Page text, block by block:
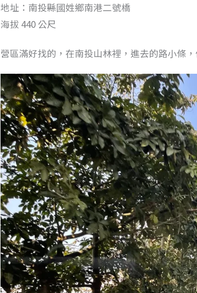
地址：南投縣國姓鄉南港二號橋
海拔 440 公尺
營區滿好找的，在南投山林裡，進去的路小條